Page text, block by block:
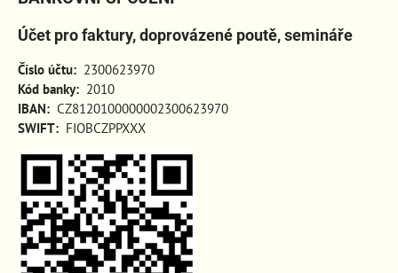
Účet pro faktury, doprovázené poutě, semináře
Číslo účtu: 2300623970
Kód banky: 2010
IBAN: CZ8120100000002300623970
SWIFT: FIOBCZPPXXX